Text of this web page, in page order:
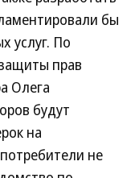
бы
услуг. По
прав
Олега
будут
на
не